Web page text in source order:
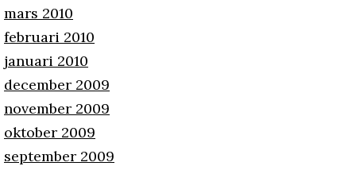
mars 2010
februari 2010
januari 2010
december 2009
november 2009
oktober 2009
september 2009